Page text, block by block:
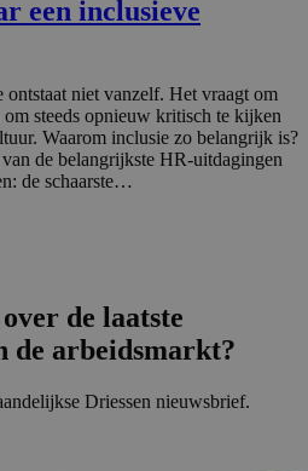
een inclusieve
ontstaat niet vanzelf. Het vraagt om
steeds opnieuw kritisch te kijken
Waarom inclusie zo belangrijk is?
de belangrijkste HR-uitdagingen
de schaarste…
de laatste
de arbeidsmarkt?
Driessen nieuwsbrief.